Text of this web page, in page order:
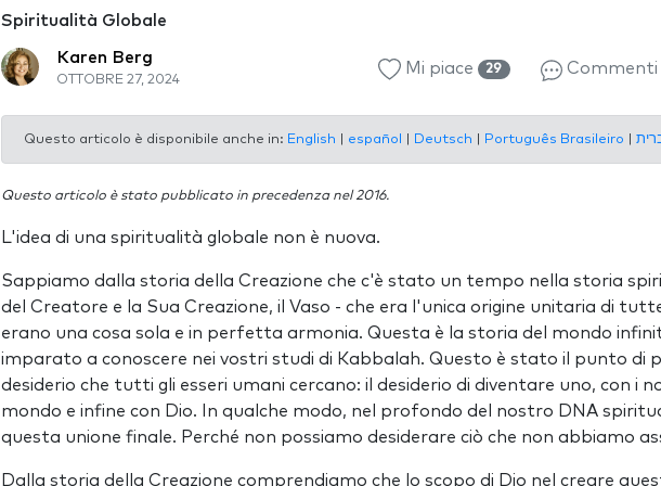
Spiritualità Globale
Karen Berg
OTTOBRE 27, 2024
Mi piace 29
Questo articolo è disponibile anche in: English español Deutsch Português Brasileiro
Questo articolo è stato pubblicato in precedenza nel 2016.
L'idea di una spiritualità globale non è nuova.
Sappiamo dalla storia della Creazione che c'è stato un tempo nella storia
del Creatore e la Sua Creazione, il Vaso - che era l'unica origine unitaria di
erano una cosa sola e in perfetta armonia. Questa è la storia del mondo
imparato a conoscere nei vostri studi di Kabbalah. Questo è stato il punto di
desiderio che tutti gli esseri umani cercano: il desiderio di diventare uno, con i
mondo e infine con Dio. In qualche modo, nel profondo del nostro DNA
questa unione finale. Perché non possiamo desiderare ciò che non abbiamo
Dalla storia della Creazione comprendiamo che lo scopo di Dio nel creare